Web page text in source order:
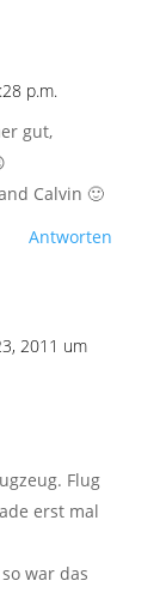
p.m.
gut,
Calvin 🙂
Antworten
2011 um
Flug
erst mal
war das